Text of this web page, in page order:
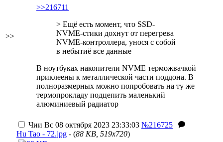
>>
>>216711
> Ещё есть момент, что SSD-
NVME-стики дохнут от перегрева
NVME-контроллера, унося с собой
в небытиё все данные
В ноутбуках накопители NVME терможвачкой
приклеены к металлической части поддона. В
полноразмерных можно попробовать на ту же
термопрокладу подцепить маленький
алюминиевый радиатор
Чии Вс 08 октября 2023 23:33:03 №216725
Hu Tao - 72.jpg - (88 KB, 519x720)